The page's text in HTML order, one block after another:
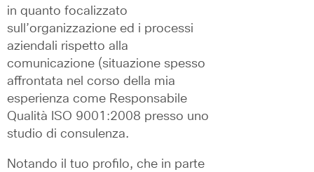
in quanto focalizzato
sull’organizzazione ed i processi
aziendali rispetto alla
comunicazione (situazione spesso
affrontata nel corso della mia
esperienza come Responsabile
Qualità ISO 9001:2008 presso uno
studio di consulenza.
Notando il tuo profilo, che in parte